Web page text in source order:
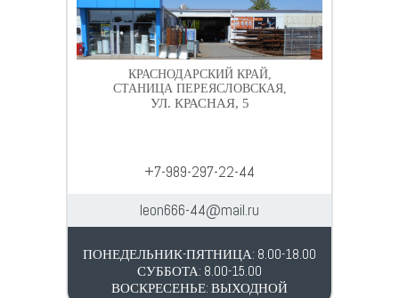
КРАСНОДАРСКИЙ КРАЙ,
СТАНИЦА ПЕРЕЯСЛОВСКАЯ,
УЛ. КРАСНАЯ, 5
+7-989-297-22-44
leon666-44@mail.ru
ПОНЕДЕЛЬНИК-ПЯТНИЦА: 8.00-18.00
СУББОТА: 8.00-15.00
ВОСКРЕСЕНЬЕ: ВЫХОДНОЙ